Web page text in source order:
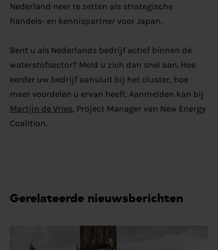
Nederland neer te zetten als strategische
handels- en kennispartner voor Japan.
Bent u als Nederlands bedrijf actief binnen de
waterstofsector? Meld u zich dan snel aan. Hoe
eerder uw bedrijf aansluit bij het cluster, hoe
meer voordelen u ervan heeft. Aanmelden kan bij
Martijn de Vries, Project Manager van New Energy
Coalition.
Gerelateerde nieuwsberichten